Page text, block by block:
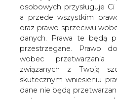
osobowych przysługuje
a przede wszystkim
oraz prawo sprzeciwu
danych. Prawa te będą
przestrzegane. Prawo
wobec
związanych z Twoją
skutecznym wniesieniu
dane nie będą
Wczorajsze próby
odbicia cen ropy
zakończyły się
poranek przynosi
europejskiej ropy